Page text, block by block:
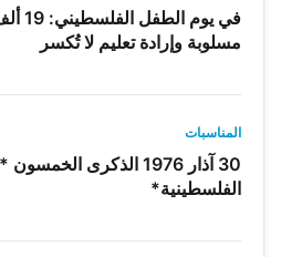
في
مسلوبة وإرادة تعليم لا تُكسر
المناسبات
30 آذار 1976 الذكرى
الفلسطينية*